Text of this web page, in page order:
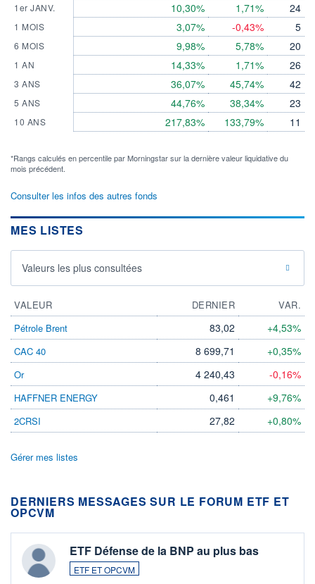
1er JANV.
1 MOIS
6 MOIS
1 AN
3 ANS
5 ANS
10 ANS
10,30%
3,07%
9,98%
14,33%
36,07%
44,76%
217,83%
1,71%
-0,43%
5,78%
1,71%
45,74%
38,34%
133,79%
24
5
20
26
42
23
11
*Rangs calculés en percentile par Morningstar sur la dernière valeur liquidative du
mois précédent.
Consulter les infos des autres fonds
MES LISTES
Valeurs les plus consultées
VALEUR DERNIER
VAR.
Pétrole Brent
83,02 +4,53%
CAC 40 8 699,71 +0,35%
Or 4 240,43 -0,16%
HAFFNER ENERGY 0,461 +9,76%
2CRSI 27,82 +0,80%
Gérer mes listes
DERNIERS MESSAGES SUR LE FORUM ETF ET
OPCVM
ETF Défense de la BNP au plus bas
ETF ET OPCVM